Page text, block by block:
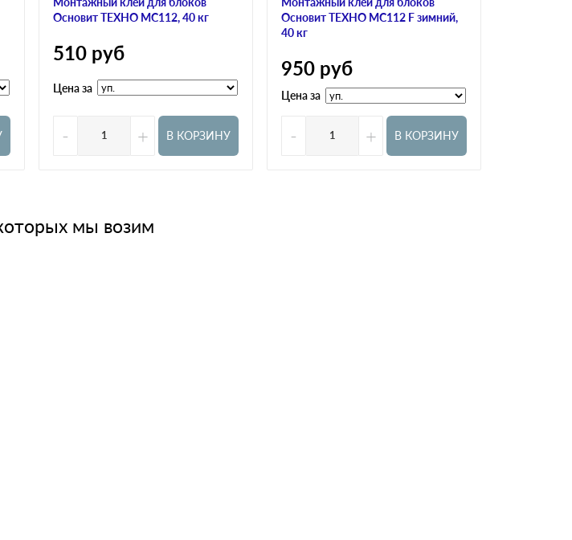
Основит ТЕХНО МС112, 40 кг
510 руб
Цена за
- + В КОРЗИНУ
Основит ТЕХНО MC112 F зимний,
40 кг
950 руб
Цена за
- + В КОРЗИНУ
мы возим